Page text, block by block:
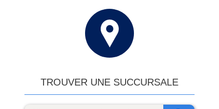
TROUVER UNE SUCCURSALE